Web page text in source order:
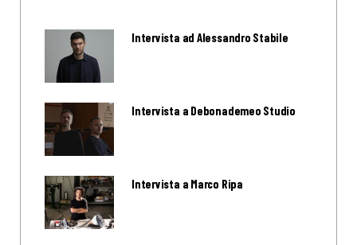
Intervista ad Alessandro Stabile
Intervista a Debonademeo Studio
Intervista a Marco Ripa